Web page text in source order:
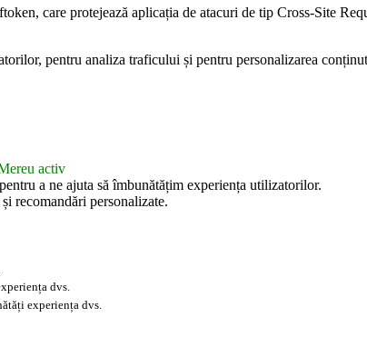
care protejează aplicația de atacuri de tip Cross-Site
pentru analiza traficului și pentru personalizarea
activ
a ne ajuta să îmbunătățim experiența utilizatorilor.
recomandări personalizate.
dvs.
experiența dvs.